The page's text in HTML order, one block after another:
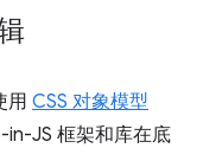
用 CSS 对象模型
in-JS 框架和库在底